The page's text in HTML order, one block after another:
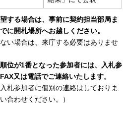
る場合は、事前に契約担当部局ま
に開札場所へお越しください。
い場合は、来庁する必要はありませ
位が1番となった参加者には、入札参
又は電話でご連絡いたします。
札参加者に個別の連絡はしておりま
合わせください。）